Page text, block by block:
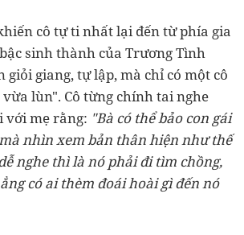
cô tự ti nhất lại đến từ phía gia
sinh thành của Trương Tình
giỏi giang, tự lập, mà chỉ có một cô
lùn". Cô từng chính tai nghe
với mẹ rằng: "Bà có thể bảo con gái
nhìn xem bản thân hiện như thế
nghe thì là nó phải đi tìm chồng,
có ai thèm đoái hoài gì đến nó